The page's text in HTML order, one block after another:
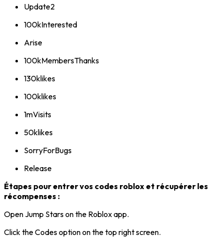
Update2
100kInterested
Arise
100kMembersThanks
130klikes
100klikes
1mVisits
50klikes
SorryForBugs
Release
Étapes pour entrer vos codes roblox et récupérer les
récompenses :
Open Jump Stars on the Roblox app.
Click the Codes option on the top right screen.